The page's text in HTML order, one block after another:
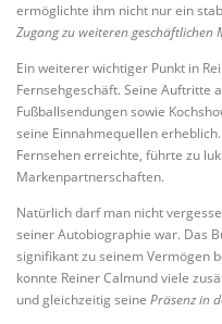
ermöglichte ihm nicht nur ein
Zugang zu weiteren geschäftlichen
Ein weiterer wichtiger Punkt in
Fernsehgeschäft. Seine Auftritte
Fußballsendungen sowie
seine Einnahmequellen
Fernsehen erreichte, führte zu
Markenpartnerschaften.
Natürlich darf man nicht
seiner Autobiographie war. Das
signifikant zu seinem Vermögen
konnte Reiner Calmund viele
und gleichzeitig seine Präsenz in